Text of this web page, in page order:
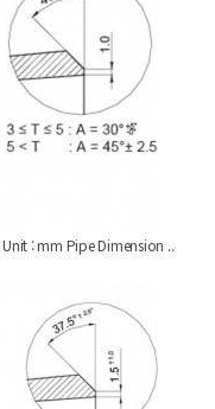
Unit : mm Pipe Dimension ..